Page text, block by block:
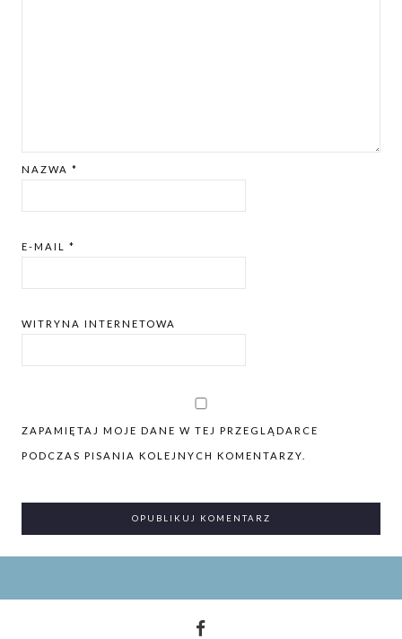
NAZWA *
E-MAIL *
WITRYNA INTERNETOWA
ZAPAMIĘTAJ MOJE DANE W TEJ PRZEGLĄDARCE
PODCZAS PISANIA KOLEJNYCH KOMENTARZY.